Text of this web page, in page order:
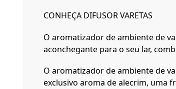
CONHEÇA DIFUSOR VARETAS
O aromatizador de ambiente de
aconchegante para o seu lar,
O aromatizador de ambiente de
exclusivo aroma de alecrim, uma